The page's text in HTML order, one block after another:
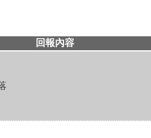
回報內容